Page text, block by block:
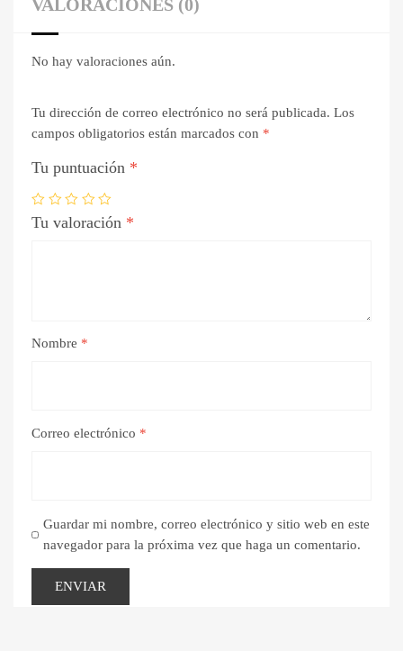
VALORACIONES (0)
No hay valoraciones aún.
Tu dirección de correo electrónico no será publicada. Los
campos obligatorios están marcados con *
Tu puntuación *
Tu valoración *
Nombre *
Correo electrónico *
Guardar mi nombre, correo electrónico y sitio web en este
navegador para la próxima vez que haga un comentario.